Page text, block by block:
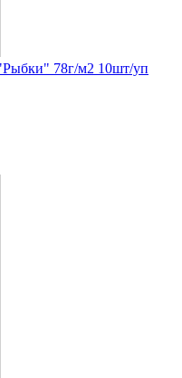
78г/м2 10шт/уп